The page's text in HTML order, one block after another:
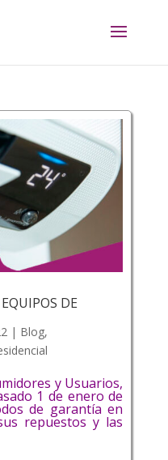
DE
| Blog,
y Usuarios,
1 de enero de
de garantía en
repuestos y las